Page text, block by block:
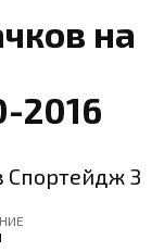
на
2016